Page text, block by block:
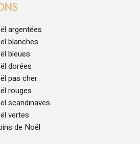
argentées
blanches
bleues
dorées
pas cher
rouges
scandinaves
vertes
de Noël